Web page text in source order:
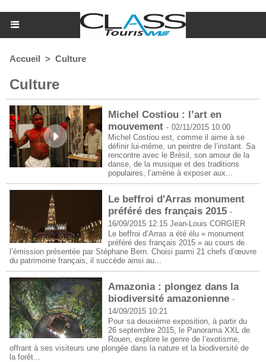
Accueil > Culture
Culture
Michel Costiou : l’art en
mouvement - 02/11/2015 10:00
Michel Costiou est, comme il aime à se
définir lui-même, un peintre de l’instant. Sa
rencontre avec le Brésil, son amour de la
danse, de la musique et des traditions
populaires, l’amène à exposer aux...
Le beffroi d'Arras monument
préféré des français 2015 -
16/09/2015 12:15Jean-Louis CORGIER
Le beffroi d’Arras a été élu « monument
préféré des français 2015 » au cours de
l’émission présentée par Stéphane Bern. Choisi parmi 21 chefs d’œuvre
du patrimoine français, il succède ainsi au...
Amazonia : plongez dans la
biodiversité amazonienne -
14/09/2015 10:21
Pour sa deuxième exposition, à partir du
26 septembre 2015, le Panorama XXL de
Rouen, explore le genre de l’exotisme,
offrant à ses visiteurs une plongée dans la nature et la biodiversité de
la forêt...